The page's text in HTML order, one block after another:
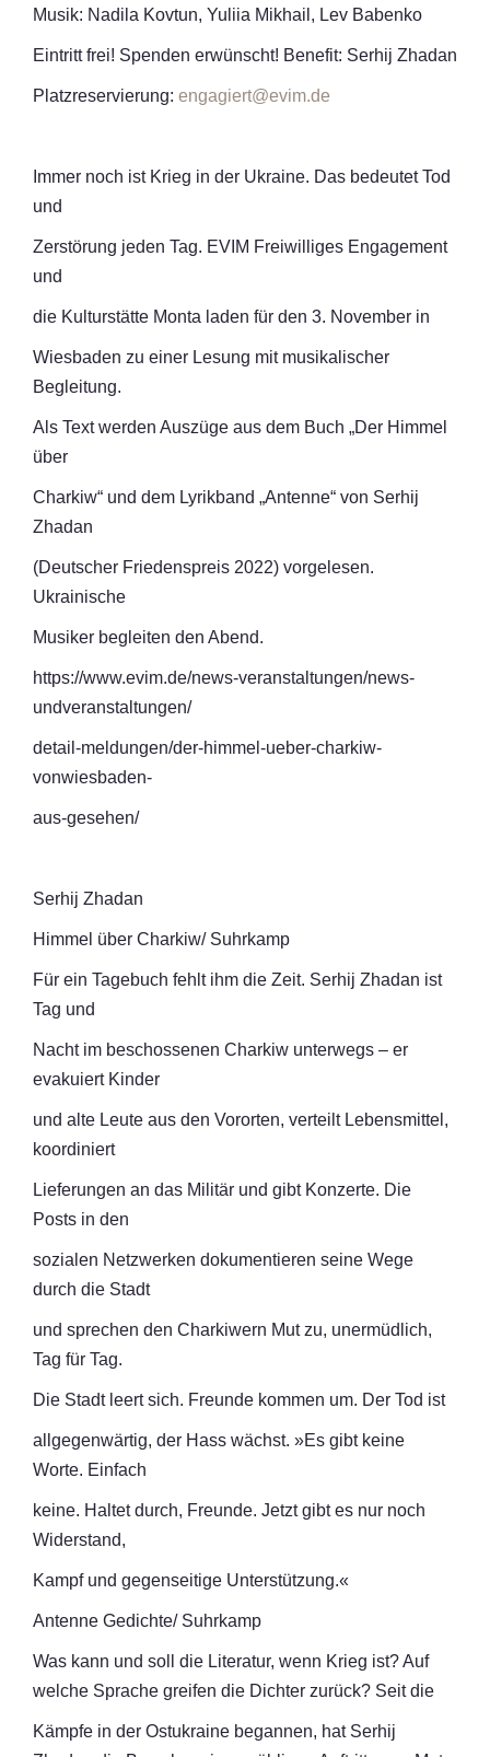
Musik: Nadila Kovtun, Yuliia Mikhail, Lev Babenko
Eintritt frei! Spenden erwünscht! Benefit: Serhij Zhadan
Platzreservierung: engagiert@evim.de
Immer noch ist Krieg in der Ukraine. Das bedeutet Tod
und
Zerstörung jeden Tag. EVIM Freiwilliges Engagement
und
die Kulturstätte Monta laden für den 3. November in
Wiesbaden zu einer Lesung mit musikalischer
Begleitung.
Als Text werden Auszüge aus dem Buch „Der Himmel
über
Charkiw“ und dem Lyrikband „Antenne“ von Serhij
Zhadan
(Deutscher Friedenspreis 2022) vorgelesen.
Ukrainische
Musiker begleiten den Abend.
https://www.evim.de/news-veranstaltungen/news-
undveranstaltungen/
detail-meldungen/der-himmel-ueber-charkiw-
vonwiesbaden-
aus-gesehen/
Serhij Zhadan
Himmel über Charkiw/ Suhrkamp
Für ein Tagebuch fehlt ihm die Zeit. Serhij Zhadan ist
Tag und
Nacht im beschossenen Charkiw unterwegs – er
evakuiert Kinder
und alte Leute aus den Vororten, verteilt Lebensmittel,
koordiniert
Lieferungen an das Militär und gibt Konzerte. Die
Posts in den
sozialen Netzwerken dokumentieren seine Wege
durch die Stadt
und sprechen den Charkiwern Mut zu, unermüdlich,
Tag für Tag.
Die Stadt leert sich. Freunde kommen um. Der Tod ist
allgegenwärtig, der Hass wächst. »Es gibt keine
Worte. Einfach
keine. Haltet durch, Freunde. Jetzt gibt es nur noch
Widerstand,
Kampf und gegenseitige Unterstützung.«
Antenne Gedichte/ Suhrkamp
Was kann und soll die Literatur, wenn Krieg ist? Auf
welche Sprache greifen die Dichter zurück? Seit die
Kämpfe in der Ostukraine begannen, hat Serhij